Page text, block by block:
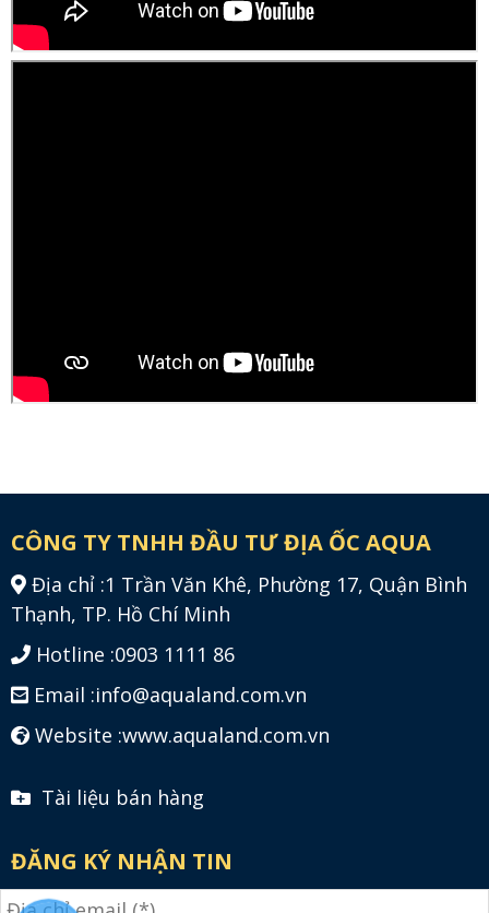
CÔNG TY TNHH ĐẦU TƯ ĐỊA ỐC AQUA
Địa chỉ :1 Trần Văn Khê, Phường 17, Quận Bình
Thạnh, TP. Hồ Chí Minh
Hotline :0903 1111 86
Email :info@aqualand.com.vn
Website :www.aqualand.com.vn
Tài liệu bán hàng
ĐĂNG KÝ NHẬN TIN